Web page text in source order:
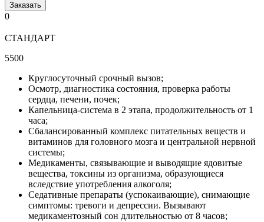
Заказать
0
СТАНДАРТ
5500
Круглосуточный срочный вызов;
Осмотр, диагностика состояния, проверка работы
сердца, печени, почек;
Капельница-система в 2 этапа, продолжительность от 1
часа;
Cбалансированный комплекс питательных веществ и
витаминов для головного мозга и центральной нервной
системы;
Медикаменты, связывающие и выводящие ядовитые
вещества, токсины из организма, образующиеся
вследствие употребления алкоголя;
Седативные препараты (успокаивающие), снимающие
симптомы: тревоги и депрессии. Вызывают
медикаментозный сон длительностью от 8 часов;